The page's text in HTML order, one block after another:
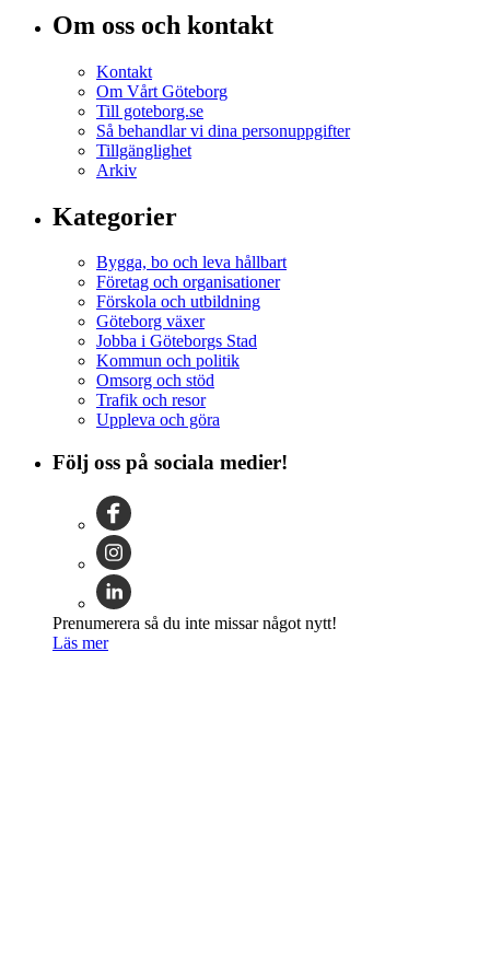
Om oss och kontakt
Kontakt
Om Vårt Göteborg
Till goteborg.se
Så behandlar vi dina personuppgifter
Tillgänglighet
Arkiv
Kategorier
Bygga, bo och leva hållbart
Företag och organisationer
Förskola och utbildning
Göteborg växer
Jobba i Göteborgs Stad
Kommun och politik
Omsorg och stöd
Trafik och resor
Uppleva och göra
Följ oss på sociala medier!
Prenumerera så du inte missar något nytt!
Läs mer